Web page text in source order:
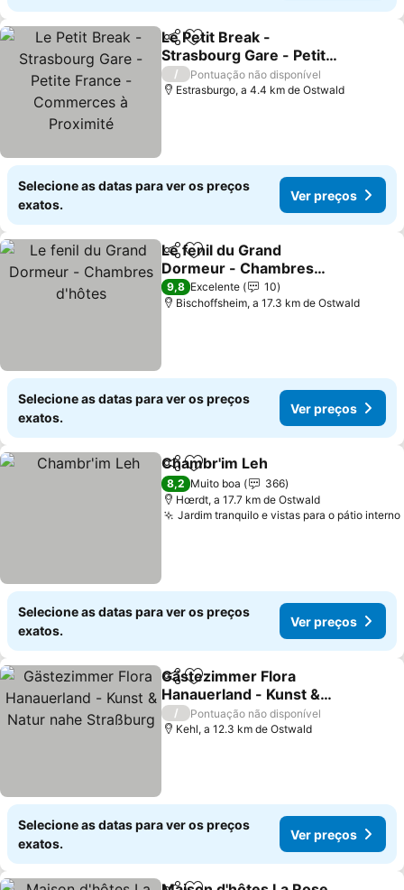
PartilharAdicionar aos favoritos
Le Petit Break -
Strasbourg Gare - Petite
France - Commerces à
Proximité
/
Pontuação não disponível
Estrasburgo, a 4.4 km de Ostwald
Selecione as datas para ver os preços
exatos.
Ver preços
PartilharAdicionar aos favoritos
Le fenil du Grand
Dormeur - Chambres
d'hôtes
9,8 Excelente
10
Bischoffsheim, a 17.3 km de Ostwald
Selecione as datas para ver os preços
exatos.
Ver preços
PartilharAdicionar aos favoritos
Chambr'im Leh
8,2 Muito boa
366
Hœrdt, a 17.7 km de Ostwald
Jardim tranquilo e vistas para o pátio interno
Selecione as datas para ver os preços
exatos.
Ver preços
PartilharAdicionar aos favoritos
Gästezimmer Flora
Hanauerland - Kunst &
Natur nahe Straßburg
/
Pontuação não disponível
Kehl, a 12.3 km de Ostwald
Selecione as datas para ver os preços
exatos.
Ver preços